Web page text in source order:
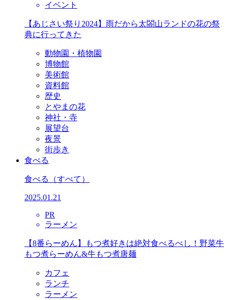
イベント
【あじさい祭り2024】雨だから太閤山ランドの花の祭
典に行ってきた
動物園・植物園
博物館
美術館
資料館
歴史
とやまの花
神社・寺
展望台
夜景
街歩き
食べる
食べる （すべて）
2025.01.21
PR
ラーメン
【8番らーめん】もつ煮好きは絶対食べるべし！野菜牛
もつ煮らーめん&牛もつ煮唐麺
カフェ
ランチ
ラーメン